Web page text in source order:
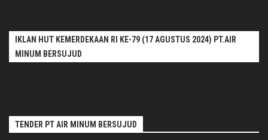
IKLAN HUT KEMERDEKAAN RI KE-79 (17 AGUSTUS 2024) PT.AIR
MINUM BERSUJUD
TENDER PT AIR MINUM BERSUJUD